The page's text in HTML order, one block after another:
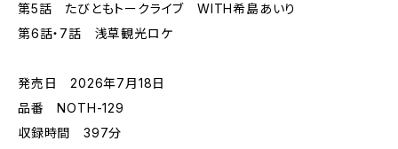
第5話 たびともトークライブ WITH希島あいり
第6話・7話 浅草観光ロケ
発売日 2026年7月18日
品番 NOTH-129
収録時間 397分